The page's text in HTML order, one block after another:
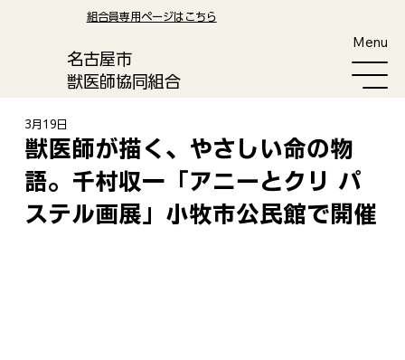
​組合員専用ページはこちら
​名古屋市
獣医師協同組合
Menu
獣医師が描く、やさしい命の物
語。千村収一「アニーとクリ パ
ステル画展」小牧市公民館で開催
3月19日